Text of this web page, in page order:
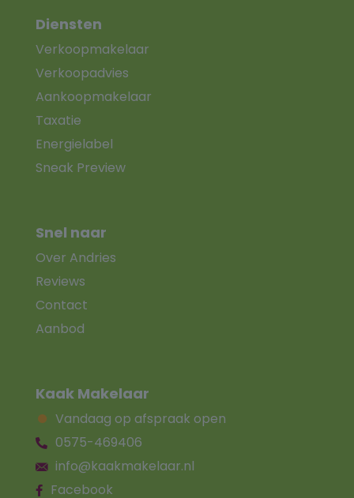
Diensten
Verkoopmakelaar
Verkoopadvies
Aankoopmakelaar
Taxatie
Energielabel
Sneak Preview
Snel naar
Over Andries
Reviews
Contact
Aanbod
Kaak Makelaar
Vandaag op afspraak open
0575-469406
info@kaakmakelaar.nl
Facebook